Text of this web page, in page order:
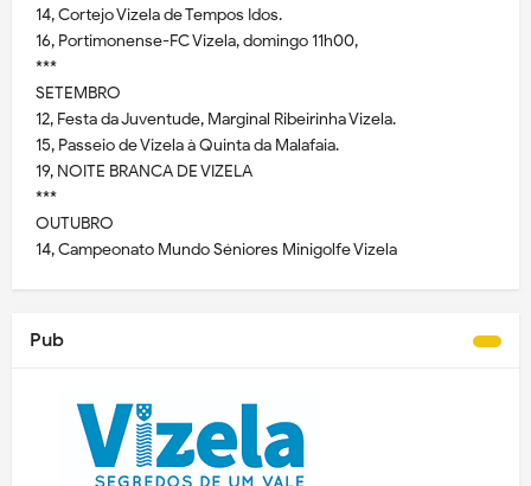
14, Cortejo Vizela de Tempos Idos.
16, Portimonense-FC Vizela, domingo 11h00,
***
SETEMBRO
12, Festa da Juventude, Marginal Ribeirinha Vizela.
15, Passeio de Vizela à Quinta da Malafaia.
19, NOITE BRANCA DE VIZELA
***
OUTUBRO
14, Campeonato Mundo Séniores Minigolfe Vizela
Pub